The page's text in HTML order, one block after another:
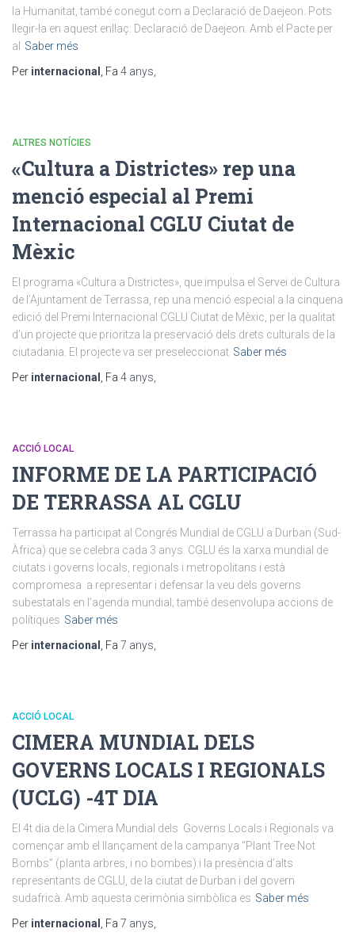
la Humanitat, també conegut com a Declaració de Daejeon. Pots
llegir-la en aquest enllaç: Declaració de Daejeon. Amb el Pacte per
al
Saber més
Per internacional , Fa 4 anys
ALTRES NOTÍCIES
«Cultura a Districtes» rep una
menció especial al Premi
Internacional CGLU Ciutat de
Mèxic
El programa «Cultura a Districtes», que impulsa el Servei de Cultura
de l’Ajuntament de Terrassa, rep una menció especial a la cinquena
edició del Premi Internacional CGLU Ciutat de Mèxic, per la qualitat
d’un projecte que prioritza la preservació dels drets culturals de la
ciutadania. El projecte va ser preseleccionat Saber més
Per internacional , Fa 4 anys
ACCIÓ LOCAL
INFORME DE LA PARTICIPACIÓ
DE TERRASSA AL CGLU
Terrassa ha participat al Congrés Mundial de CGLU a Durban (Sud-
Àfrica) que se celebra cada 3 anys. CGLU és la xarxa mundial de
ciutats i governs locals, regionals i metropolitans i està
compromesa a representar i defensar la veu dels governs
subestatals en l’agenda mundial; també desenvolupa accions de
polítiques Saber més
Per internacional , Fa 7 anys
ACCIÓ LOCAL
CIMERA MUNDIAL DELS
GOVERNS LOCALS I REGIONALS
(UCLG) -4T DIA
El 4t dia de la Cimera Mundial dels Governs Locals i Regionals va
començar amb el llançament de la campanya “Plant Tree Not
Bombs” (planta arbres, i no bombes) i la presència d’alts
representants de CGLU, de la ciutat de Durban i del govern
sudafricà. Amb aquesta cerimònia simbòlica es Saber més
Per internacional , Fa 7 anys